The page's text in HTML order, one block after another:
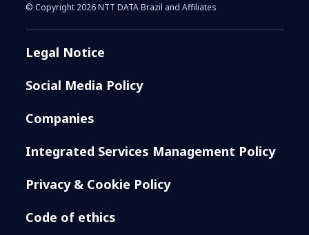
© Copyright 2026 NTT DATA Brazil and Affiliates
Legal Notice
Social Media Policy
Companies
Integrated Services Management Policy
Privacy & Cookie Policy
Code of ethics